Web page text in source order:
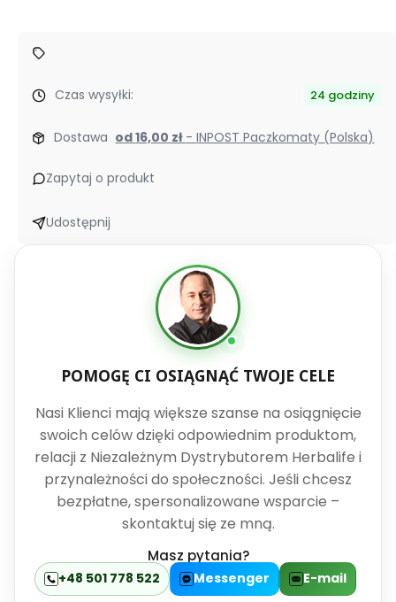
delikatna
Czas wysyłki: 24 godziny
Dostawa od 16,00 zł - INPOST Paczkomaty (Polska)
Zapytaj o produkt
Udostępnij
POMOGĘ CI OSIĄGNĄĆ TWOJE CELE
Nasi Klienci mają większe szanse na osiągnięcie
swoich celów dzięki odpowiednim produktom,
relacji z Niezależnym Dystrybutorem Herbalife i
przynależności do społeczności. Jeśli chcesz
bezpłatne, spersonalizowane wsparcie –
skontaktuj się ze mną.
Masz pytania?
+48 501 778 522 Messenger E-mail